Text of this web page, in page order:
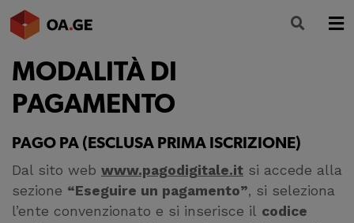
L’ORDINE
AMMINISTRAZIONE TRASPARENTE
ALBO
SEGRETERIA
SERVIZI
MODALITÀ DI
PAGAMENTO
PAGO PA (ESCLUSA PRIMA ISCRIZIONE)
Dal sito web www.pagodigitale.it si accede alla
sezione “Eseguire un pagamento”, si seleziona
l’ente convenzionato e si inserisce il codice